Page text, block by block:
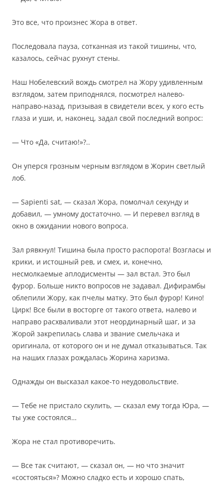
Это все, что произнес Жора в ответ.
Последовала пауза, сотканная из такой тишины, что,
казалось, сейчас рухнут стены.
Наш Нобелевский вождь смотрел на Жору удивленным
взглядом, затем приподнялся, посмотрел налево-
направо-назад, призывая в свидетели всех, у кого есть
глаза и уши, и, наконец, задал свой последний вопрос:
— Что «Да, считаю!»?..
Он уперся грозным черным взглядом в Жорин светлый
лоб.
— Sapienti sat, — сказал Жора, помолчал секунду и
добавил, — умному достаточно. — И перевел взгляд в
окно в ожидании нового вопроса.
Зал рявкнул! Тишина была просто распорота! Возгласы и
крики, и истошный рев, и смех, и, конечно,
несмолкаемые аплодисменты — зал встал. Это был
фурор. Больше никто вопросов не задавал. Дифирамбы
облепили Жору, как пчелы матку. Это был фурор! Кино!
Цирк! Все были в восторге от такого ответа, налево и
направо расхваливали этот неординарный шаг, и за
Жорой закрепилась слава и звание смельчака и
оригинала, от которого он и не думал отказываться. Так
на наших глазах рождалась Жорина харизма.
Однажды он высказал какое-то неудовольствие.
— Тебе не пристало скулить, — сказал ему тогда Юра, —
ты уже состоялся…
Жора не стал противоречить.
— Все так считают, — сказал он, — но что значит
«состояться»? Можно сладко есть и хорошо спать,